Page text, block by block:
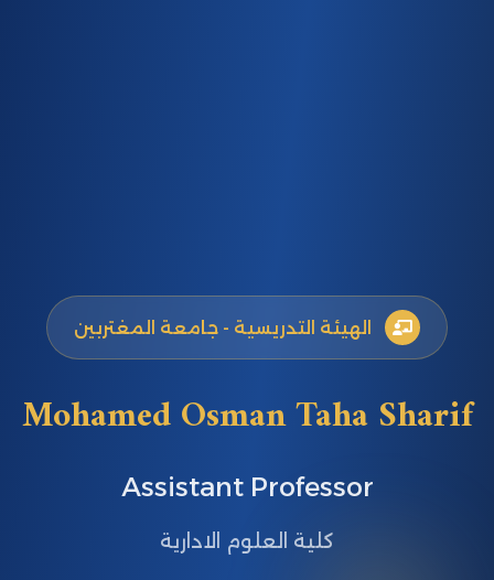
الهيئة التدريسية - جامعة المغتربين
Mohamed Osman Taha Sharif
Assistant Professor
كلية العلوم الادارية